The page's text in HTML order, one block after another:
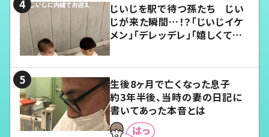
じいじを駅で待つ孫たち じい
じが来た瞬間…！？「じいじイケ
メン」「デレッデレ」「嬉しくて可
生後8ヶ月で亡くなった息子
約3年半後、当時の妻の日記に
書いてあった本音とは